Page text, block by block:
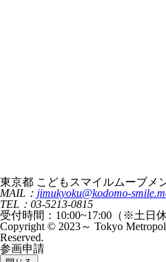
東京都 こどもスマイルムーブメ
MAIL： jimukyoku@kodomo-
TEL：03-5213-0815
受付時間：10:00~17:00（※土日
Copyright © 2023～ Tokyo
Reserved.
参画申請